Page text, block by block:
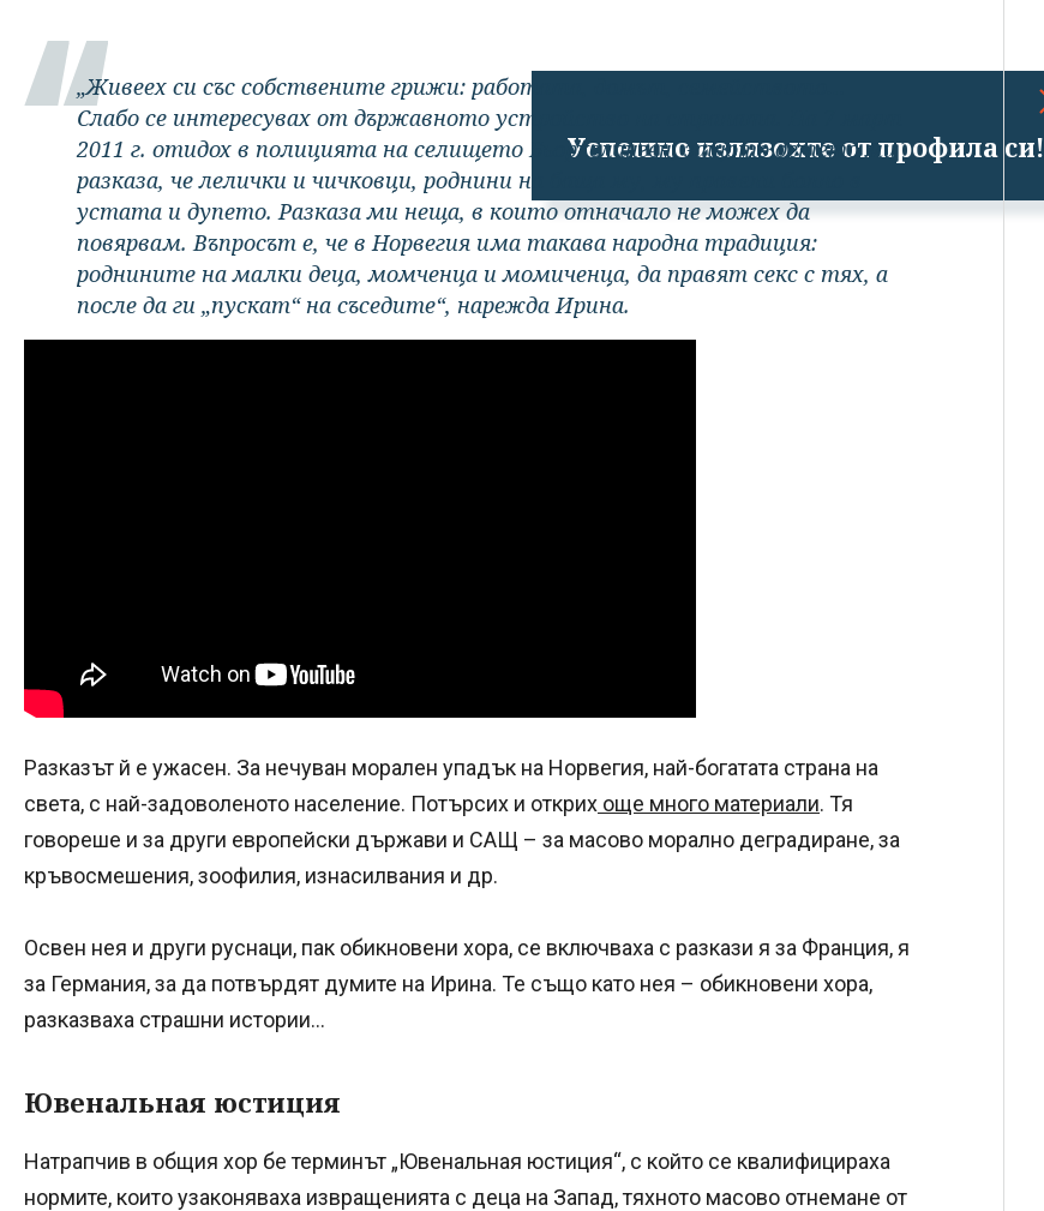
Успешно излязохте от профила си!
„Живеех си със собствените грижи: работата, домът, семейството…
Слабо се интересувах от държавното устройство на страната. На 7 март
2011 г. отидох в полицията на селището Бьоркеланген, защото детето ми
разказа, че лелички и чичковци, роднини на баща му, му правели болно в
устата и дупето. Разказа ми неща, в които отначало не можех да
повярвам. Въпросът е, че в Норвегия има такава народна традиция:
роднините на малки деца, момченца и момиченца, да правят секс с тях, а
после да ги „пускат“ на съседите“, нарежда Ирина.
Разказът й е ужасен. За нечуван морален упадък на Норвегия, най-богатата страна на
света, с най-задоволеното население. Потърсих и открих още много материали. Тя
говореше и за други европейски държави и САЩ – за масово морално деградиране, за
кръвосмешения, зоофилия, изнасилвания и др.
Освен нея и други руснаци, пак обикновени хора, се включваха с разкази я за Франция, я
за Германия, за да потвърдят думите на Ирина. Те също като нея – обикновени хора,
разказваха страшни истории...
Ювенальная юстиция
Натрапчив в общия хор бе терминът „Ювенальная юстиция“, с който се квалифицираха
нормите, които узаконяваха извращенията с деца на Запад, тяхното масово отнемане от